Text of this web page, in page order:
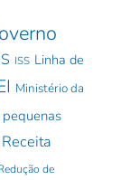
ISS Linha de
Ministério da
pequenas
Receita
de